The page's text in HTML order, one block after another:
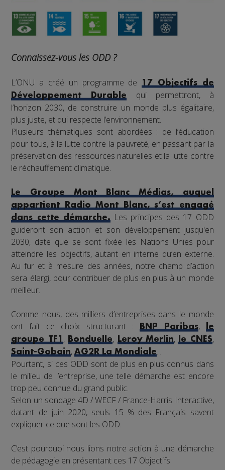
Connaissez-vous les ODD ?
L’ONU a créé un programme de17 Objectifs de
Développement Durable
qui permettront, à
l’horizon 2030, de construire un monde plus égalitaire,
plus juste, et qui respecte l’environnement.
Plusieurs thématiques sont abordées : de l’éducation
pour tous, à la lutte contre la pauvreté, en passant par la
préservation des ressources naturelles et la lutte contre
le réchauffement climatique.
Le Groupe Mont Blanc Médias, auquel
appartient Radio Mont Blanc, s’est engagé
dans cette démarche.Les principes des 17 ODD
guideront son action et son développement jusqu'en
2030, date que se sont fixée les Nations Unies pour
atteindre les objectifs, autant en interne qu’en externe.
Au fur et à mesure des années, notre champ d’action
sera élargi, pour contribuer de plus en plus à un monde
meilleur.
Comme nous, des milliers d’entreprises dans le monde
ont fait ce choix structurant :
BNP Paribas,
le
groupe TF1 , Bonduelle, Leroy Merlin, le CNES,
Saint-Gobain,AG2R La Mondiale...
Pourtant, si ces ODD sont de plus en plus connus dans
le milieu de l’entreprise, une telle démarche est encore
trop peu connue du grand public.
Selon un sondage 4D / WECF / France-Harris Interactive,
datant de juin 2020, seuls 15 % des Français savent
expliquer ce que sont les ODD.
C’est pourquoi nous lions notre action à une démarche
de pédagogie en présentant ces 17 Objectifs.